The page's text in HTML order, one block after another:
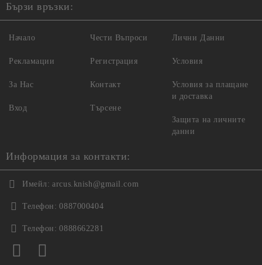
Бързи връзки:
Начало
Рекламации
За Нас
Вход
Чести Въпроси
Регистрация
Контакт
Търсене
Лични Данни
Условия
Условия за плащане
и доставка
Защита на личните
данни
Информация за контакти:
Имейл: arcus.knish@gmail.com
Телефон: 0887000404
Телефон: 0888662281